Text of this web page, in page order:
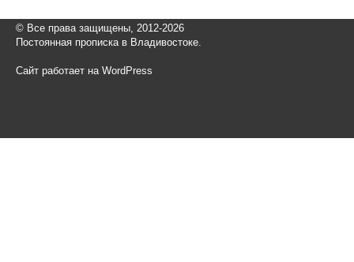
© Все права защищены, 2012-2026
Постоянная прописка в Владивостоке.
Сайт работает на WordPress